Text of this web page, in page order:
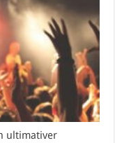
ultimativer